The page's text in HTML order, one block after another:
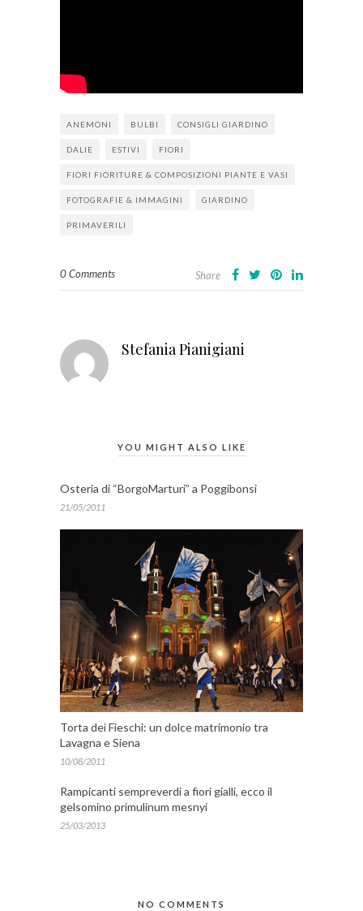
ANEMONI BULBI CONSIGLI GIARDINO
DALIE ESTIVI FIORI
FIORI FIORITURE & COMPOSIZIONI PIANTE E VASI
FOTOGRAFIE & IMMAGINI GIARDINO
PRIMAVERILI
0 Comments Share
Stefania Pianigiani
YOU MIGHT ALSO LIKE
Osteria di “BorgoMarturi” a Poggibonsi
21/05/2011
Torta dei Fieschi: un dolce matrimonio tra
Lavagna e Siena
10/08/2011
Rampicanti sempreverdi a fiori gialli, ecco il
gelsomino primulinum mesnyi
25/03/2013
NO COMMENTS